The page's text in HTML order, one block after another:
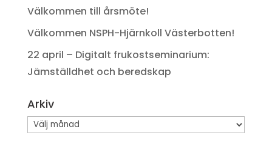
Välkommen till årsmöte!
Välkommen NSPH-Hjärnkoll Västerbotten!
22 april – Digitalt frukostseminarium:
Jämställdhet och beredskap
Arkiv
Arkiv